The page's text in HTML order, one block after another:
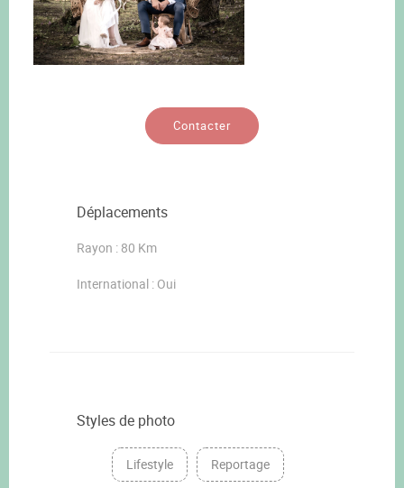
Contacter
Déplacements
Rayon : 80 Km
International : Oui
Styles de photo
Lifestyle Reportage